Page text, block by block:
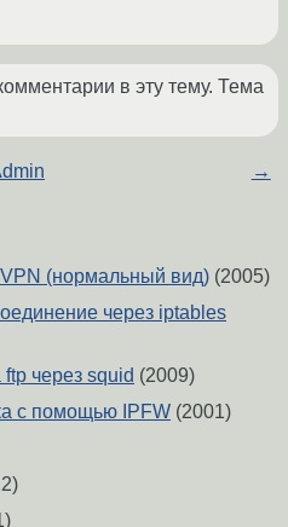
в эту тему. Тема
→
VPN (нормальный вид) (2005)
через iptables
через squid (2009)
с помощью IPFW (2001)